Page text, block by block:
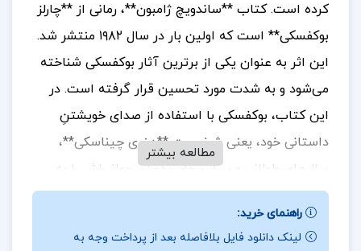
کرده است.کتاب **ساندویچ ژامبون**، رمانی از **چارلز
بوکفسکی** است که اولین بار در سال ۱۹۸۲ منتشر شد.
این اثر به عنوان یکی از برترین آثار بوکفسکی شناخته
می‌شود و به شدت مورد تحسین قرار گرفته است. در
این کتاب، بوکفسکی با استفاده از صدای خویشتنِ
داستانی خود، یعنی شخصیت **هنری چیناسکی**،
سال‌های طولانی و پر از تنهایی دوران جوانی‌اش را به
تصویر می‌کشد.جهت خرید فایل های بیشترپروژه کدهرا
دنبال کنید.
مطالعه بیشتر
راهنمای خرید:
لینک دانلود فایل بلافاصله بعد از پرداخت وجه به